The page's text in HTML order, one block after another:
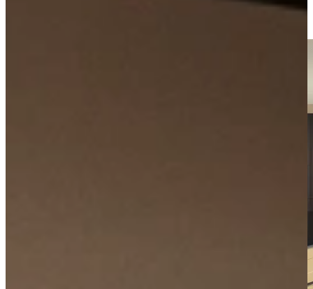
Kom langs in onze showroom, of maak gratis een afspraak